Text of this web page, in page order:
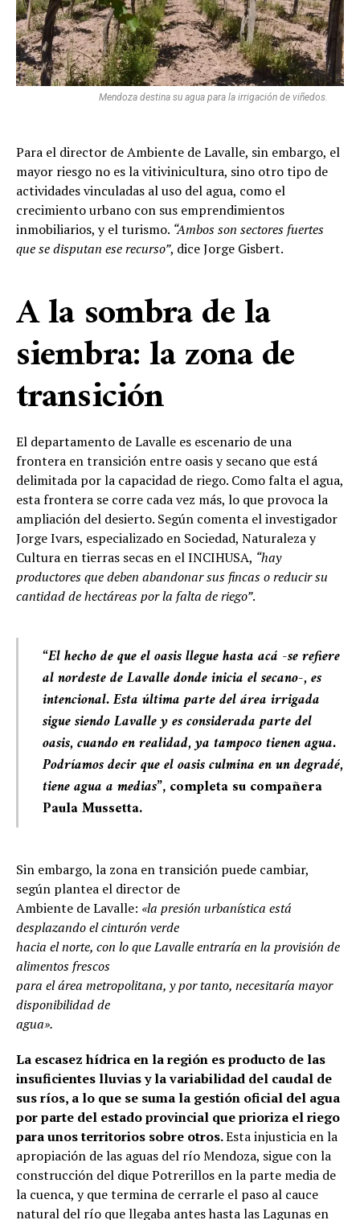
Mendoza destina su agua para la irrigación de viñedos.
Para el director de Ambiente de Lavalle, sin embargo, el
mayor riesgo no es la vitivinicultura, sino otro tipo de
actividades vinculadas al uso del agua, como el
crecimiento urbano con sus emprendimientos
inmobiliarios, y el turismo. “Ambos son sectores fuertes
que se disputan ese recurso”, dice Jorge Gisbert.
A la sombra de la
siembra: la zona de
transición
El departamento de Lavalle es escenario de una
frontera en transición entre oasis y secano que está
delimitada por la capacidad de riego. Como falta el agua,
esta frontera se corre cada vez más, lo que provoca la
ampliación del desierto. Según comenta el investigador
Jorge Ivars, especializado en Sociedad, Naturaleza y
Cultura en tierras secas en el INCIHUSA, “hay
productores que deben abandonar sus fincas o reducir su
cantidad de hectáreas por la falta de riego”.
“El hecho de que el oasis llegue hasta acá -se refiere
al nordeste de Lavalle donde inicia el secano-, es
intencional. Esta última parte del área irrigada
sigue siendo Lavalle y es considerada parte del
oasis, cuando en realidad, ya tampoco tienen agua.
Podríamos decir que el oasis culmina en un degradé,
tiene agua a medias”, completa su compañera
Paula Mussetta.
Sin embargo, la zona en transición puede cambiar,
según plantea el director de
Ambiente de Lavalle: «la presión urbanística está
desplazando el cinturón verde
hacia el norte, con lo que Lavalle entraría en la provisión de
alimentos frescos
para el área metropolitana, y por tanto, necesitaría mayor
disponibilidad de
agua».
La escasez hídrica en la región es producto de las
insuficientes lluvias y la variabilidad del caudal de
sus ríos, a lo que se suma la gestión oficial del agua
por parte del estado provincial que prioriza el riego
para unos territorios sobre otros.Esta injusticia en la
apropiación de las aguas del río Mendoza, sigue con la
construcción del dique Potrerillos en la parte media de
la cuenca, y que termina de cerrarle el paso al cauce
natural del río que llegaba antes hasta las Lagunas en